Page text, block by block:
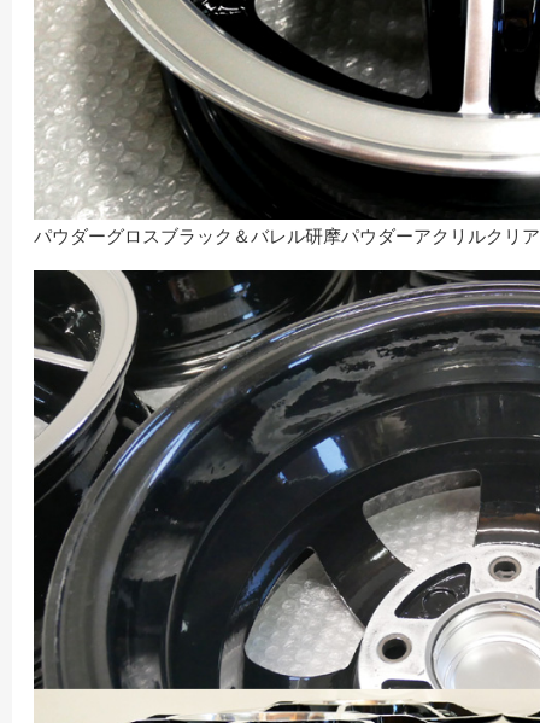
パウダーグロスブラック＆バレル研摩パウダーアクリルクリ